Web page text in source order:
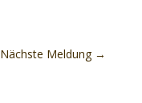
Nächste Meldung→